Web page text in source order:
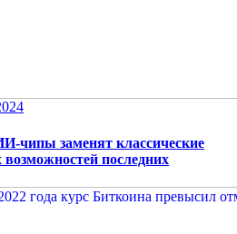
чипы заменят классические
последних